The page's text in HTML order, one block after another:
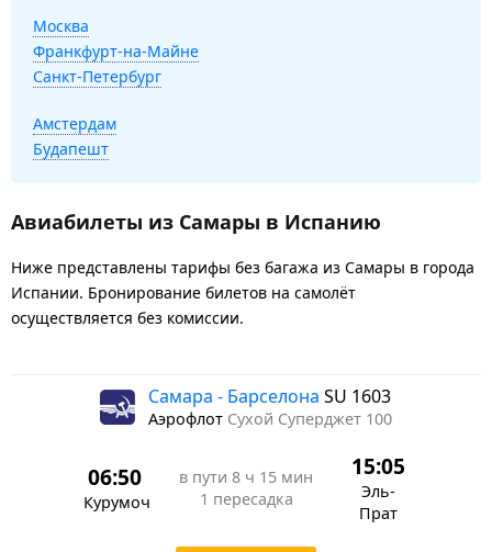
Москва
Франкфурт-на-Майне
Санкт-Петербург
Амстердам
Будапешт
Авиабилеты из Самары в Испанию
Ниже представлены тарифы без багажа из Самары в города
Испании. Бронирование билетов на самолёт
осуществляется без комиссии.
Самара - Барселона SU 1603
Аэрофлот Сухой Суперджет 100
06:50
Курумоч
в пути 8 ч 15 мин
1 пересадка
15:05
Эль-
Прат